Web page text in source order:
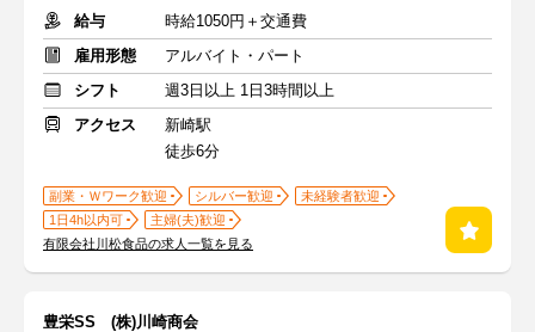
給与
時給1050円＋交通費
雇用形態
アルバイト・パート
シフト
週3日以上 1日3時間以上
アクセス
新崎駅
徒歩6分
副業・Ｗワーク歓迎 シルバー歓迎
未経験者歓迎
1日4h以内可
主婦(夫)歓迎
有限会社川松食品の求人一覧を見る
豊栄SS (株)川崎商会